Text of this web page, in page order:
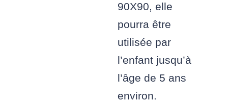
90X90, elle
pourra être
utilisée par
l’enfant jusqu’à
l’âge de 5 ans
environ.